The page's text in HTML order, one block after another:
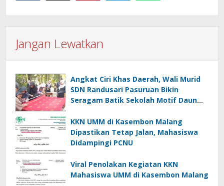
Jangan Lewatkan
Angkat Ciri Khas Daerah, Wali Murid
SDN Randusari Pasuruan Bikin
Seragam Batik Sekolah Motif Daun
KKN UMM di Kasembon Malang
Dipastikan Tetap Jalan, Mahasiswa
Didampingi PCNU
Viral Penolakan Kegiatan KKN
Mahasiswa UMM di Kasembon Malang